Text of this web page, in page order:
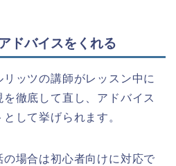
ドバイスをくれる
ッツの講師がレッスン中に
徹底して直し、アドバイス
して挙げられます。
場合は初心者向けに対応で